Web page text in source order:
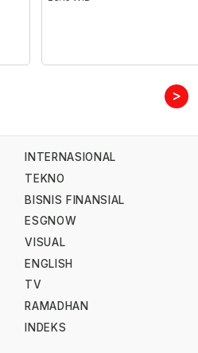
>
INTERNASIONAL
TEKNO
BISNIS FINANSIAL
ESGNOW
VISUAL
ENGLISH
TV
RAMADHAN
INDEKS